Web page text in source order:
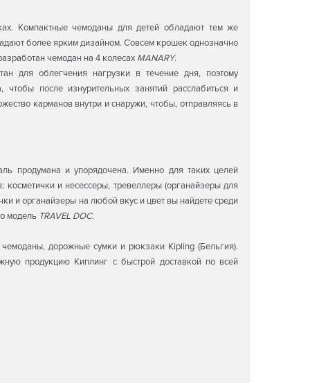
Компактные чемоданы для детей обладают тем же
более ярким дизайном. Совсем крошек однозначно
чемодан на 4 колесах MANARY.
для облегчения нагрузки в течение дня, поэтому
после изнурительных занятий расслабиться и
карманов внутри и снаружи, чтобы, отправляясь в
продумана и упорядочена. Именно для таких целей
и несессеры, тревеллеры (органайзеры для
и органайзеры на любой вкус и цвет вы найдете среди
модель TRAVEL DOC.
дорожные сумки и рюкзаки Kipling (Бельгия).
продукцию Киплинг с быстрой доставкой по всей